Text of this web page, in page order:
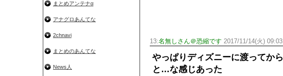
13:名無しさん＠恐縮です 2017/11/14(火)
やっぱりディズニーに渡ってか
と…な感じあった
まとめアンテナα
アナグロあんてな
2chnavi
まとめのあんてな
News人